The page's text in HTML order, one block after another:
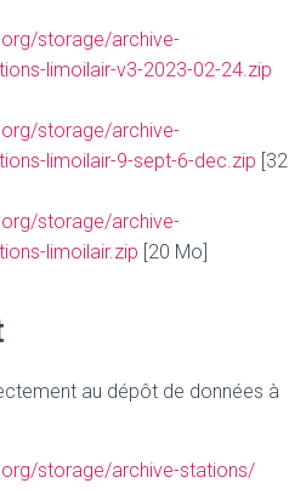
storage/archive-
limoilair-v3-2023-02-24.zip
storage/archive-
limoilair-9-sept-6-dec.zip [32
storage/archive-
limoilair.zip [20 Mo]
au dépôt de données à
storage/archive-stations/